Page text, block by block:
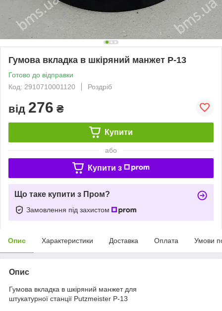
Гумова вкладка в шкіряний манжет Р-13
Готово до відправки
Код: 2910710001120
Роздріб
від 276 ₴
Купити
або
Купити з
Що таке купити з Пром?
Замовлення під захистом
Опис Характеристики Доставка Оплата Умови
Опис
Гумова вкладка в шкіряний манжет для
штукатурної станції Putzmeister Р-13